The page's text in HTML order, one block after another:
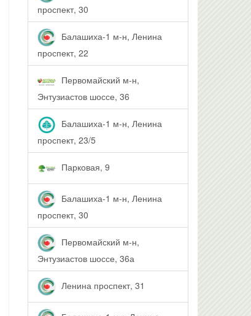
проспект, 30
Балашиха-1 м-н, Ленина
проспект, 22
Первомайский м-н,
Энтузиастов шоссе, 36
Балашиха-1 м-н, Ленина
проспект, 23/5
Парковая, 9
Балашиха-1 м-н, Ленина
проспект, 30
Первомайский м-н,
Энтузиастов шоссе, 36а
Ленина проспект, 31